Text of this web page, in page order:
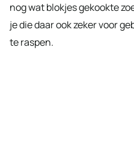
nog wat blokjes gekookte
je die daar ook zeker voor
te raspen.